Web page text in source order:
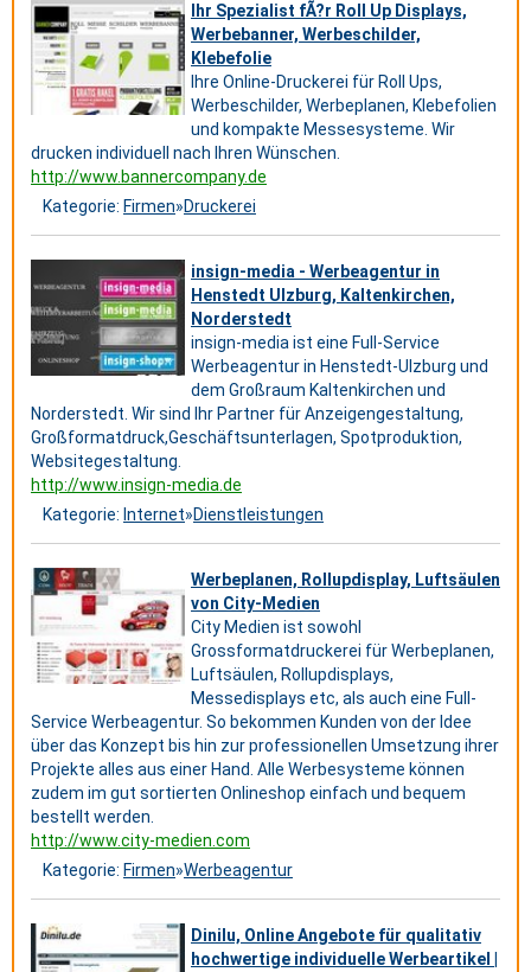
Ihr Spezialist fÃ?r Roll Up Displays,
Werbebanner, Werbeschilder,
Klebefolie
Ihre Online-Druckerei für Roll Ups,
Werbeschilder, Werbeplanen, Klebefolien
und kompakte Messesysteme. Wir
drucken individuell nach Ihren Wünschen.
http://www.bannercompany.de
Kategorie: Firmen»Druckerei
insign-media - Werbeagentur in
Henstedt Ulzburg, Kaltenkirchen,
Norderstedt
insign-media ist eine Full-Service
Werbeagentur in Henstedt-Ulzburg und
dem Großraum Kaltenkirchen und
Norderstedt. Wir sind Ihr Partner für Anzeigengestaltung,
Großformatdruck,Geschäftsunterlagen, Spotproduktion,
Websitegestaltung.
http://www.insign-media.de
Kategorie: Internet»Dienstleistungen
Werbeplanen, Rollupdisplay, Luftsäulen
von City-Medien
City Medien ist sowohl
Grossformatdruckerei für Werbeplanen,
Luftsäulen, Rollupdisplays,
Messedisplays etc, als auch eine Full-
Service Werbeagentur. So bekommen Kunden von der Idee
über das Konzept bis hin zur professionellen Umsetzung ihrer
Projekte alles aus einer Hand. Alle Werbesysteme können
zudem im gut sortierten Onlineshop einfach und bequem
bestellt werden.
http://www.city-medien.com
Kategorie: Firmen»Werbeagentur
Dinilu, Online Angebote für qualitativ
hochwertige individuelle Werbeartikel |